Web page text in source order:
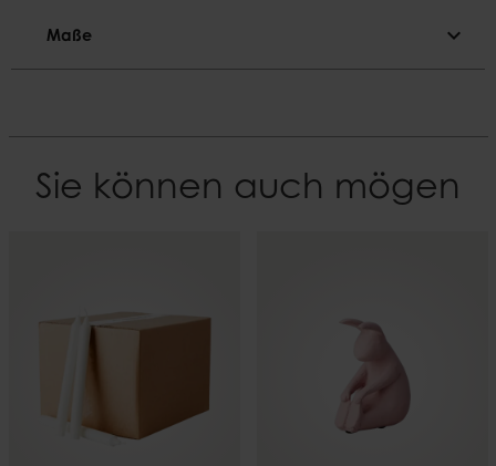
Mundgeblasen. Lufteinschlüsse und Unebenheiten
können auftreten.
Material
Maße expand_more
Höhe
Sie können auch mögen